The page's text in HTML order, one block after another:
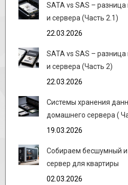
SATA vs SAS –
и сервера (Часть 2.1)
22.03.2026
SATA vs SAS –
и сервера (Часть 2)
22.03.2026
Системы хранения
домашнего сервера (
19.03.2026
Собираем бесшумный
сервер для квартиры
02.03.2026